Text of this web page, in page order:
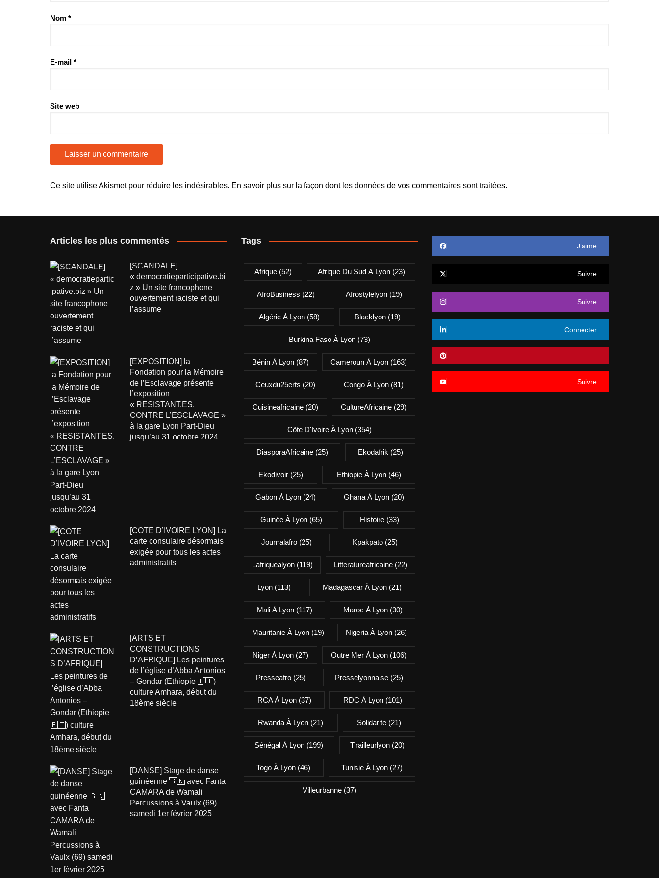
Nom *
E-mail *
Site web
Ce site utilise Akismet pour réduire les indésirables. En savoir plus sur la façon dont les données de vos commentaires sont traitées.
Articles les plus commentés
[SCANDALE]
« democratieparticipative.bi
z » Un site francophone
ouvertement raciste et qui
l’assume
[EXPOSITION] la
Fondation pour la Mémoire
de l’Esclavage présente
l’exposition
« RESISTANT.ES.
CONTRE L’ESCLAVAGE »
à la gare Lyon Part-Dieu
jusqu’au 31 octobre 2024
[COTE D’IVOIRE LYON] La
carte consulaire désormais
exigée pour tous les actes
administratifs
[ARTS ET
CONSTRUCTIONS
D’AFRIQUE] Les peintures
de l’église d’Abba Antonios
– Gondar (Ethiopie 🇪🇹)
culture Amhara, début du
18ème siècle
[DANSE] Stage de danse
guinéenne 🇬🇳 avec Fanta
CAMARA de Wamali
Percussions à Vaulx (69)
samedi 1er février 2025
Tags
Afrique(52) Afrique Du Sud À Lyon(23)
AfroBusiness (22) Afrostylelyon (19)
Algérie À Lyon(58) Blacklyon(19)
Burkina Faso À Lyon (73)
Bénin À Lyon (87) Cameroun À Lyon (163)
Ceuxdu25erts (20) Congo À Lyon (81)
Cuisineafricaine (20) CultureAfricaine (29)
Côte D'Ivoire À Lyon (354)
DiasporaAfricaine(25) Ekodafrik (25)
Ekodivoir(25) Ethiopie À Lyon(46)
Gabon À Lyon(24) Ghana À Lyon(20)
Guinée À Lyon(65) Histoire(33)
Journalafro (25) Kpakpato(25)
Lafriquealyon(119) Litteratureafricaine(22)
Lyon(113) Madagascar À Lyon (21)
Mali À Lyon(117) Maroc À Lyon(30)
Mauritanie À Lyon (19) Nigeria À Lyon (26)
Niger À Lyon (27) Outre Mer À Lyon (106)
Presseafro(25) Presselyonnaise (25)
RCA À Lyon(37) RDC À Lyon(101)
Rwanda À Lyon (21) Solidarite(21)
Sénégal À Lyon (199) Tirailleurlyon(20)
Togo À Lyon (46) Tunisie À Lyon(27)
Villeurbanne (37)
J’aime
Suivre
Suivre
Connecter
Suivre